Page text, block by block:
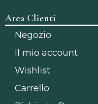
Area Clienti
Negozio
Il mio account
Wishlist
Carrello